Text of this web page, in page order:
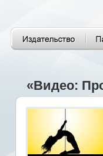
«Видео: